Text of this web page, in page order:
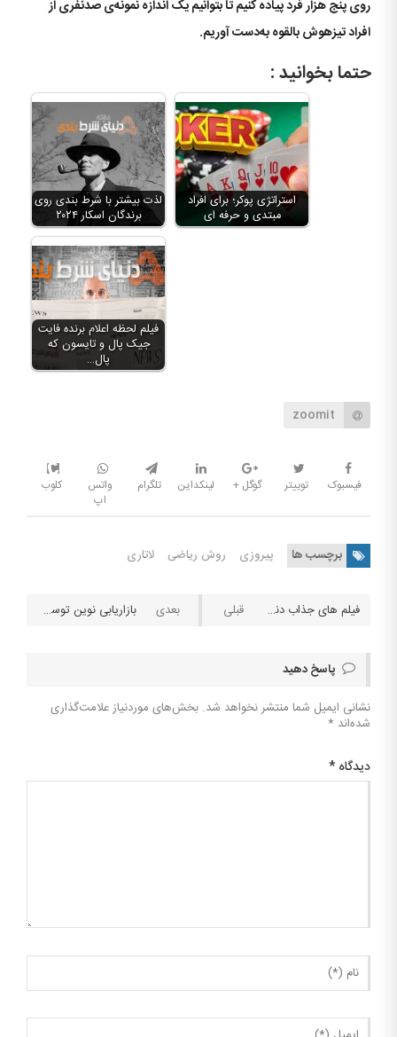
روی پنج هزار فرد پیاده کنیم تا بتوانیم یک اندازه نمونه‌ی صدنفری از
افراد تیزهوش بالقوه به‌دست آوریم.
حتما بخوانید :
لذت بیشتر با شرط بندی روی
برندگان اسکار ۲۰۲۴
استراتژی پوکر؛ برای افراد
مبتدی و حرفه ای
فیلم لحظه اعلام برنده فایت
جیک پال و تایسون که
پال…
zoomit
فیسبوک توییتر گوگل + لینکداین تلگرام
واتس
اپ
کلوب
برچسب ها پیروزی روش ریاضی لاتاری
فیلم های جذاب دنیای شرط بندی – Casino ۱۹۹۵ بازاریابی نوین توسط داف ها و شاخ‌ های اینستاگرام
پاسخ دهید
نشانی ایمیل شما منتشر نخواهد شد. بخش‌های موردنیاز علامت‌گذاری
شده‌اند *
دیدگاه *